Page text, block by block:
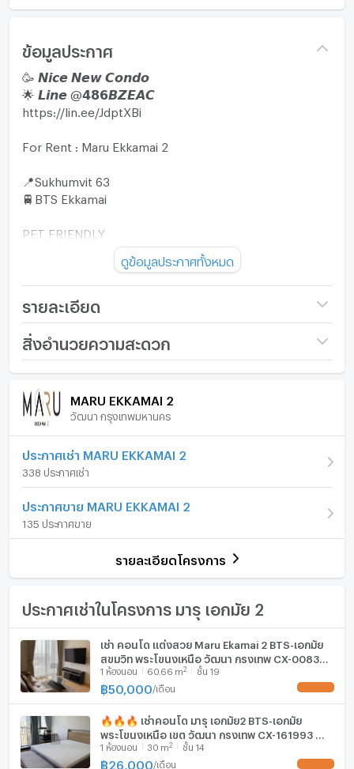
ข้อมูลประกาศ
🥳 𝙉𝙞𝙘𝙚 𝙉𝙚𝙬 𝘾𝙤𝙣𝙙𝙤
🌟 𝙇𝙞𝙣𝙚 @𝟰𝟴𝟲𝘽𝙕𝙀𝘼𝘾
https://lin.ee/JdptXBi
For Rent : Maru Ekkamai 2
📍Sukhumvit 63
🚆BTS Ekkamai
PET FRIENDLY
✅ 2bed 2bath with bathtub
✅ 20+ Floor
✅ Fully Furnished with Electric appliances
(Yearly contract)
🌟 𝗟𝗶𝗻𝗲 @𝟰𝟴𝟲𝘽𝙕𝙀𝘼𝘾
ดูข้อมูลประกาศทั้งหมด
รายละเอียด
ชื่อโครงการ MARU EKKAMAI 2
/ เดือน
เงินมัดจำ/ประกัน
รูปแบบห้อง
จำนวนห้องนอน
ขนาดพื้นที่ห้อง 55 ตร.ม.
สิ่งอำนวยความสะดวก
ภายในห้อง ภายในโครงการ
เฟอร์นิเจอร์
โทรศัพท์บ้าน
เครื่องทำน้ำร้อน/น้ำอุ่น
ประตูห้องระบบ digital lock
ตู้เย็น
เครื่องดูดควัน
มีอินเตอร์เน็ตไร้สาย (Wi-Fi) ในห้องพัก
เครื่องซักผ้า
MARU EKKAMAI 2
วัฒนา กรุงเทพมหานคร
ประกาศเช่า MARU EKKAMAI 2
338 ประกาศเช่า
ประกาศขาย MARU EKKAMAI 2
135 ประกาศขาย
รายละเอียดโครงการ
ประกาศเช่าในโครงการ มารุ เอกมัย 2
เช่า คอนโด แต่งสวย Maru Ekamai 2 BTS-เอกมัย
สุขุมวิท พระโขนงเหนือ วัฒนา กรุงเทพ CX-00836
✅ ทักไลน์ @connexproperty ตอบทันที ทีมงานมือ
อาชีพ ✅
1 ห้องนอน 60.66 m2 ชั้น 19
฿50,000 /เดือน
🔥🔥🔥 เช่าคอนโด มารุ เอกมัย2 BTS-เอกมัย
พระโขนงเหนือ เขต วัฒนา กรุงเทพ CX-161993 ✅
ทักไลน์ @connexproperty ตอบทันที ทีมงานมือ
อาชีพ ✅ 🔥🔥🔥
1 ห้องนอน 30 m2 ชั้น 14
฿26,000 /เดือน